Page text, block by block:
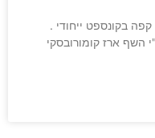
בקונספט ייחודי .
ארז הוקמה בשנת 1996 ע"י השף ארז קומורובסקי